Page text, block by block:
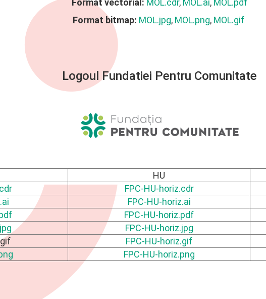
Format bitmap: MOL.jpg, MOL.png, MOL.gif
Logoul Fundatiei Pentru Comunitate
HU
FPC-HU-horiz.cdr
FPC-HU-horiz.ai
FPC-HU-horiz.pdf
FPC-HU-horiz.jpg
gif FPC-HU-horiz.gif
FPC-HU-horiz.png